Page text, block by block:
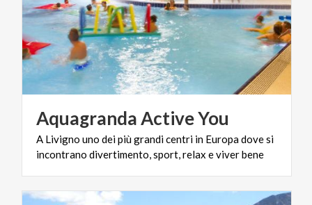
AquagrandaActiveYou
A Livigno uno deipiùgrandicentri in Europadovesi
incontrano divertimento,sport,relax eviverbene